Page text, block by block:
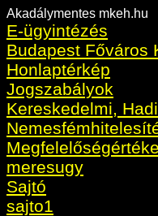
Akadálymentes mkeh.hu
E-ügyintézés
Budapest Főváros
Honlaptérkép
Jogszabályok
Kereskedelmi,
meresugy
Sajtó
sajto1